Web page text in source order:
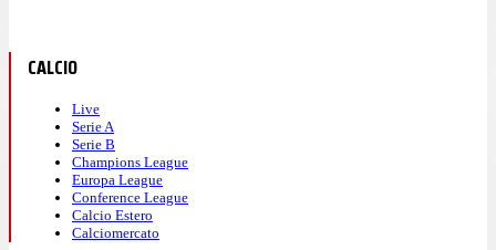
CALCIO
Live
Serie A
Serie B
Champions League
Europa League
Conference League
Calcio Estero
Calciomercato